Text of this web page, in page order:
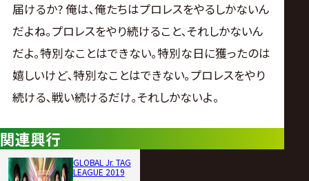
届けるか? 俺は､俺たちはプロレスをやるしかないん
だよね｡プロレスをやり続けること､それしかないん
だよ｡特別なことはできない｡特別な日に獲ったのは
嬉しいけど､特別なことはできない｡プロレスをやり
続ける､戦い続けるだけ｡それしかないよ。
関連興行
GLOBAL Jr. TAG
LEAGUE 2019